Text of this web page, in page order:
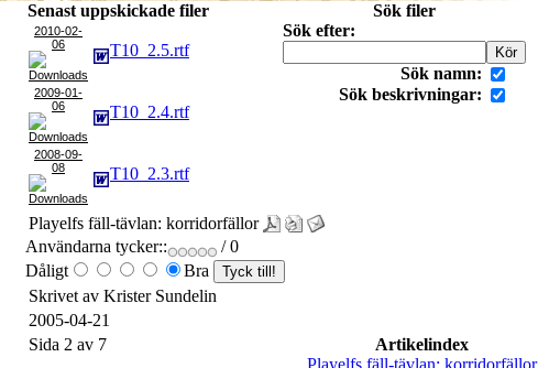
Senast uppskickade filer
2010-02-
06
T10_2.5.rtf
2009-01-
06
T10_2.4.rtf
2008-09-
08
T10_2.3.rtf
Sök filer
Sök efter:
Sök namn:
Sök beskrivningar:
Playelfs fäll-tävlan: korridorfällor
Användarna tycker::
/ 0
Dåligt
Bra
Skrivet av Krister Sundelin
2005-04-21
Artikelindex
Playelfs fäll-tävlan: korridorfällor
Sida 2 av 7